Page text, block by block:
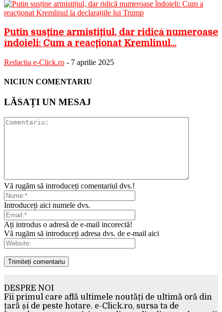
Putin susține armistițiul, dar ridică numeroase
îndoieli: Cum a reacționat Kremlinul...
Redactia e-Click.ro - 7 aprilie 2025
NICIUN COMENTARIU
LĂSAȚI UN MESAJ
Vă rugăm să introduceți comentariul dvs.!
Introduceți aici numele dvs.
Ați introdus o adresă de e-mail incorectă!
Vă rugăm să introduceți adresa dvs. de e-mail aici
DESPRE NOI
Fii primul care află ultimele noutăți de ultimă oră din
țară și de peste hotare. e-Click.ro, sursa ta de